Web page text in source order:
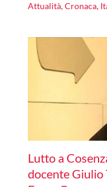
Attualità,Cronaca,
Lutto a
docente Giulio